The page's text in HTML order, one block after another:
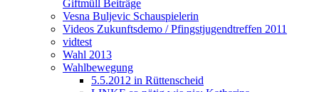
Giftmüll Beiträge
Vesna Buljevic Schauspielerin
Videos Zukunftsdemo / Pfingstjugendtreffen 2011
vidtest
Wahl 2013
Wahlbewegung
5.5.2012 in Rüttenscheid